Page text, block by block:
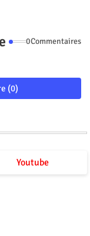
0Commentaires
(0)
Youtube